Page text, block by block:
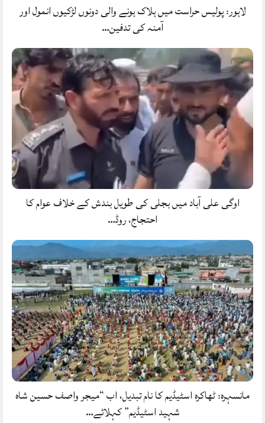
لاہور: پولیس حراست میں ہلاک ہونے والی دونوں لڑکیوں انمول اور
آمنہ کی تدفین…
اوگی علی آباد میں بجلی کی طویل بندش کے خلاف عوام کا
احتجاج، روڈ…
مانسہرہ: ٹھاکرہ اسٹیڈیم کا نام تبدیل، اب “میجر واصف حسین شاہ
شہید اسٹیڈیم” کہلائے…